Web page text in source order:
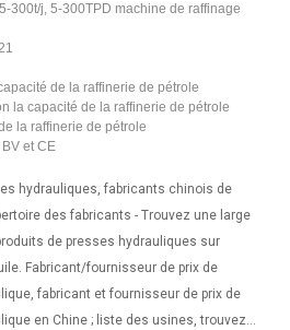
300t/j, 5-300TPD machine de raffinage
de la raffinerie de pétrole
la capacité de la raffinerie de pétrole
la raffinerie de pétrole
et CE
hydrauliques, fabricants chinois de
des fabricants - Trouvez une large
de presses hydrauliques sur
Fabricant/fournisseur de prix de
fabricant et fournisseur de prix de
en Chine ; liste des usines, trouvez